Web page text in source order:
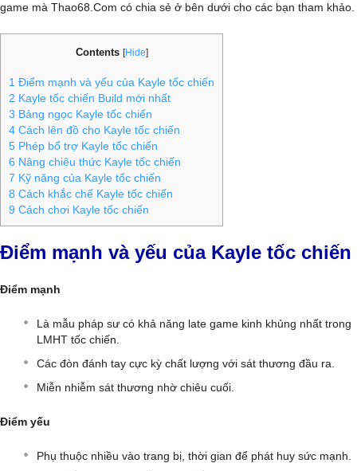
game mà Thao68.Com có chia sẻ ở bên dưới cho các bạn tham khảo.
Contents [Hide]
1 Điểm mạnh và yếu của Kayle tốc chiến
2 Kayle tốc chiến Build mới nhất
3 Bảng ngọc Kayle tốc chiến
4 Cách lên đồ cho Kayle tốc chiến
5 Phép bổ trợ Kayle tốc chiến
6 Nâng chiêu thức Kayle tốc chiến
7 Kỹ năng của Kayle tốc chiến
8 Cách khắc chế Kayle tốc chiến
9 Cách chơi Kayle tốc chiến
Điểm mạnh và yếu của Kayle tốc chiến
Điểm mạnh
Là mẫu pháp sư có khả năng late game kinh khủng nhất trong
LMHT tốc chiến.
Các đòn đánh tay cực kỳ chất lượng với sát thương đầu ra.
Miễn nhiễm sát thương nhờ chiêu cuối.
Điểm yếu
Phụ thuộc nhiều vào trang bị, thời gian để phát huy sức mạnh.